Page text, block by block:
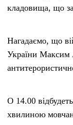
кладовища, що
Нагадаємо, що
України Максим
О 14.00
хвилиною